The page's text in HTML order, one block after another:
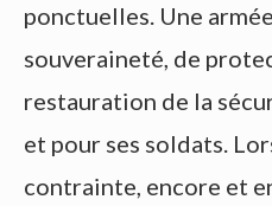
ponctuelles. Une
souveraineté, de
restauration de la
et pour ses soldats.
contrainte, encore et